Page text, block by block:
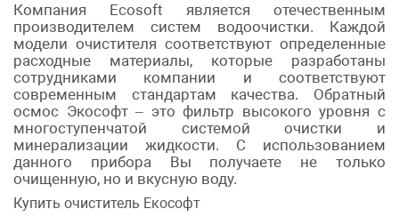
Компания Ecosoft является отечественным
производителем систем водоочистки. Каждой
модели очистителя соответствуют определенные
расходные материалы, которые разработаны
сотрудниками компании и соответствуют
современным стандартам качества. Обратный
осмос Экософт – это фильтр высокого уровня с
многоступенчатой системой очистки и
минерализации жидкости. С использованием
данного прибора Вы получаете не только
очищенную, но и вкусную воду.
Купить очиститель Екософт